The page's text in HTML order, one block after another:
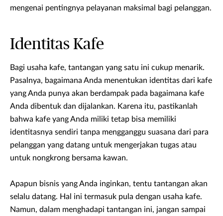
mengenai pentingnya pelayanan maksimal bagi pelanggan.
Identitas Kafe
Bagi usaha kafe, tantangan yang satu ini cukup menarik.
Pasalnya, bagaimana Anda menentukan identitas dari kafe
yang Anda punya akan berdampak pada bagaimana kafe
Anda dibentuk dan dijalankan. Karena itu, pastikanlah
bahwa kafe yang Anda miliki tetap bisa memiliki
identitasnya sendiri tanpa mengganggu suasana dari para
pelanggan yang datang untuk mengerjakan tugas atau
untuk nongkrong bersama kawan.
Apapun bisnis yang Anda inginkan, tentu tantangan akan
selalu datang. Hal ini termasuk pula dengan usaha kafe.
Namun, dalam menghadapi tantangan ini, jangan sampai